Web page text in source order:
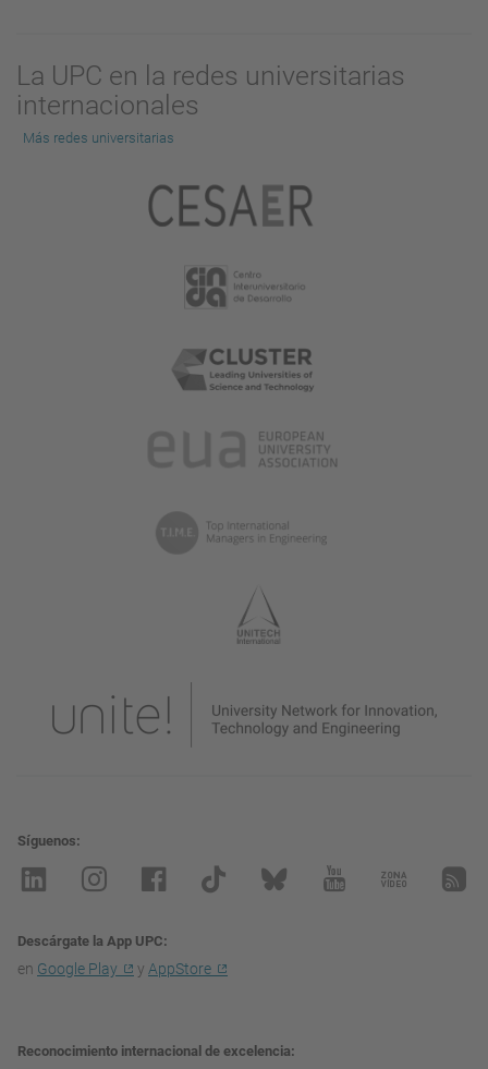
La UPC en la redes universitarias
internacionales
Más redes universitarias
Síguenos
Descárgate la App UPC
en Google Play y AppStore
Reconocimiento internacional de excelencia